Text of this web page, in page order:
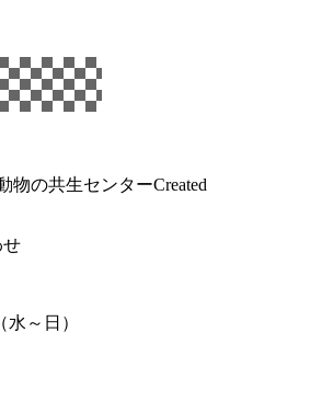
物の共生センターCreated
せ
～日）